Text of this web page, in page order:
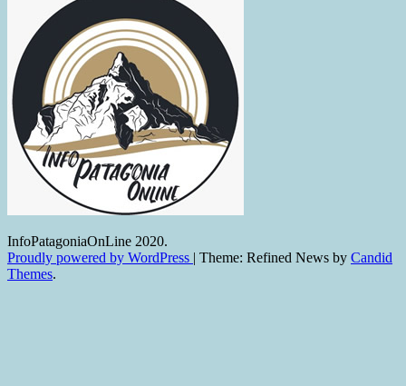
InfoPatagoniaOnLine 2020.
Proudly powered by WordPress | Theme: Refined News by Candid
Themes.